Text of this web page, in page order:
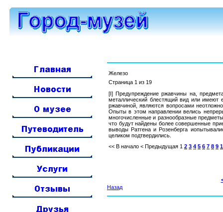
Железо
Страница 1 из 19
[I] Предупреждение ржавчины на,
металлический блестящий вид или имеют
ржавчиной, являются вопросами
Опыты в этом направлении велись
многочисленные и разнообразные
что будут найдены более совершенные
выводы Ратгена и Розенберга
целиком подтвердились.
<< В начало < Предыдущая 1 2 3 4 5 6 7 8 9
Назад